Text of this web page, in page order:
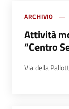
ARCHIVIO
Attività
“Centro
Via della